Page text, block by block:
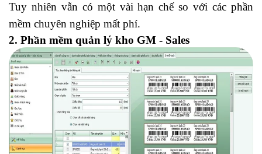
Tuy nhiên vẫn có một vài hạn chế so với các phần
mềm chuyên nghiệp mất phí.
2. Phần mềm quản lý kho GM - Sales